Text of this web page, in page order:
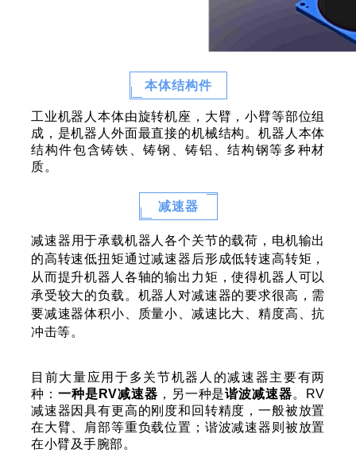
本体结构件
工业机器人本体由旋转机座，大臂，小臂等部位组
成，是机器人外面最直接的机械结构。机器人本体
结构件包含铸铁、铸钢、铸铝、结构钢等多种材
质。
减速器
减速器用于承载机器人各个关节的载荷，电机输出
的高转速低扭矩通过减速器后形成低转速高转矩，
从而提升机器人各轴的输出力矩，使得机器人可以
承受较大的负载。机器人对减速器的要求很高，需
要减速器体积小、质量小、减速比大、精度高、抗
冲击等。
目前大量应用于多关节机器人的减速器主要有两
种： 一种是RV减速器 ，另一种是谐波减速器。RV
减速器因具有更高的刚度和回转精度，一般被放置
在大臂、肩部等重负载位置；谐波减速器则被放置
在小臂及手腕部。